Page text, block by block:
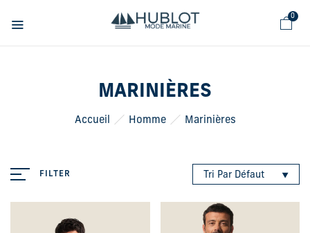
0
MARINIÈRES
Accueil Homme Marinières
FILTER Tri Par Défaut
Panneau de gestion des cookies